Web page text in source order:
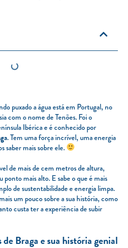
puxado a água está em Portugal, no
com o nome de Tenões. Foi o
Ibérica e é conhecido por
. Tem uma força incrível, uma energia
saber mais sobre ele.
de mais de cem metros de altura,
ponto mais alto. E sabe o que é mais
de sustentabilidade e energia limpa.
um pouco sobre a sua história, como
custa ter a experiência de subir
Braga e sua história genial